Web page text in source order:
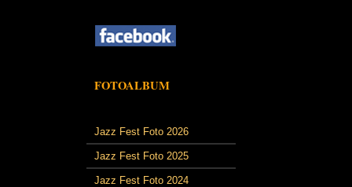
FOTOALBUM
Jazz Fest Foto 2026
Jazz Fest Foto 2025
Jazz Fest Foto 2024